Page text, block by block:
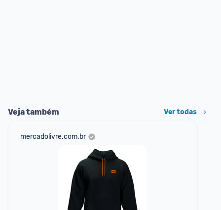
Veja também Ver todas
mercadolivre.com.br